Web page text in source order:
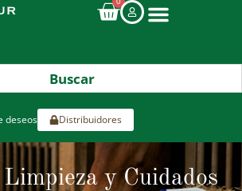
deseos Distribuidores
Limpieza y Cuidados